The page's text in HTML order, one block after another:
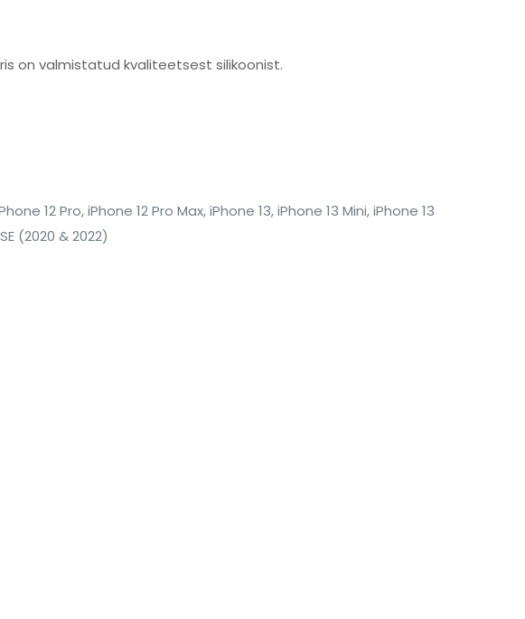
on valmistatud kvaliteetsest silikoonist.
12 Pro, iPhone 12 Pro Max, iPhone 13, iPhone 13 Mini, iPhone 13
(2020 & 2022)